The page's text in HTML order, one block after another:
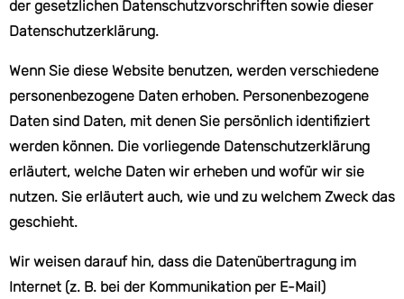
der gesetzlichen Datenschutzvorschriften sowie dieser
Datenschutzerklärung.
Wenn Sie diese Website benutzen, werden verschiedene
personenbezogene Daten erhoben. Personenbezogene
Daten sind Daten, mit denen Sie persönlich identifiziert
werden können. Die vorliegende Datenschutzerklärung
erläutert, welche Daten wir erheben und wofür wir sie
nutzen. Sie erläutert auch, wie und zu welchem Zweck das
geschieht.
Wir weisen darauf hin, dass die Datenübertragung im
Internet (z. B. bei der Kommunikation per E-Mail)